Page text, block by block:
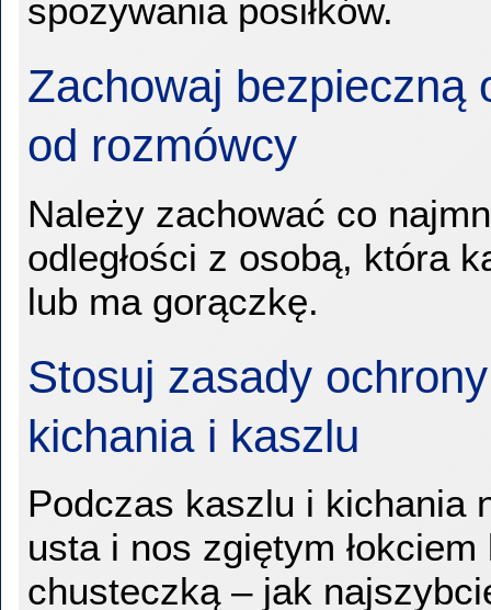
spożywania posiłków.
Zachowaj bezpieczną
od rozmówcy
Należy zachować co
odległości z osobą, która
lub ma gorączkę.
Stosuj zasady
kichania i kaszlu
Podczas kaszlu i kichania
usta i nos zgiętym łokciem
chusteczką – jak